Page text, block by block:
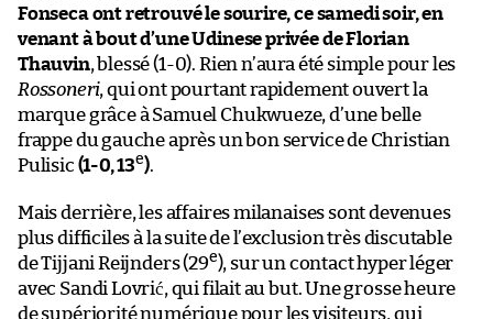
Fonseca ont retrouvé le sourire, ce samedi soir, en
venant à bout d’une Udinese privée de Florian
Thauvin, blessé (1-0). Rien n’aura été simple pour les
Rossoneri, qui ont pourtant rapidement ouvert la
marque grâce à Samuel Chukwueze, d’une belle
frappe du gauche après un bon service de Christian
Pulisic (1-0, 13e).
Mais derrière, les affaires milanaises sont devenues
plus difficiles à la suite de l’exclusion très discutable
de Tijjani Reijnders (29e), sur un contact hyper léger
avec Sandi Lovrić, qui filait au but. Une grosse heure
de supériorité numérique pour les visiteurs, qui